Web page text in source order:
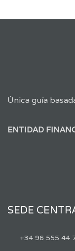
Única guía
ENTIDAD
SEDE
+34 96 555 44